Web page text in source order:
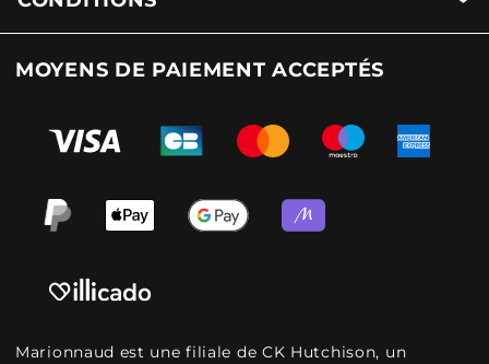
MOYENS DE PAIEMENT ACCEPTÉS
Marionnaud est une filiale de CK Hutchison, un